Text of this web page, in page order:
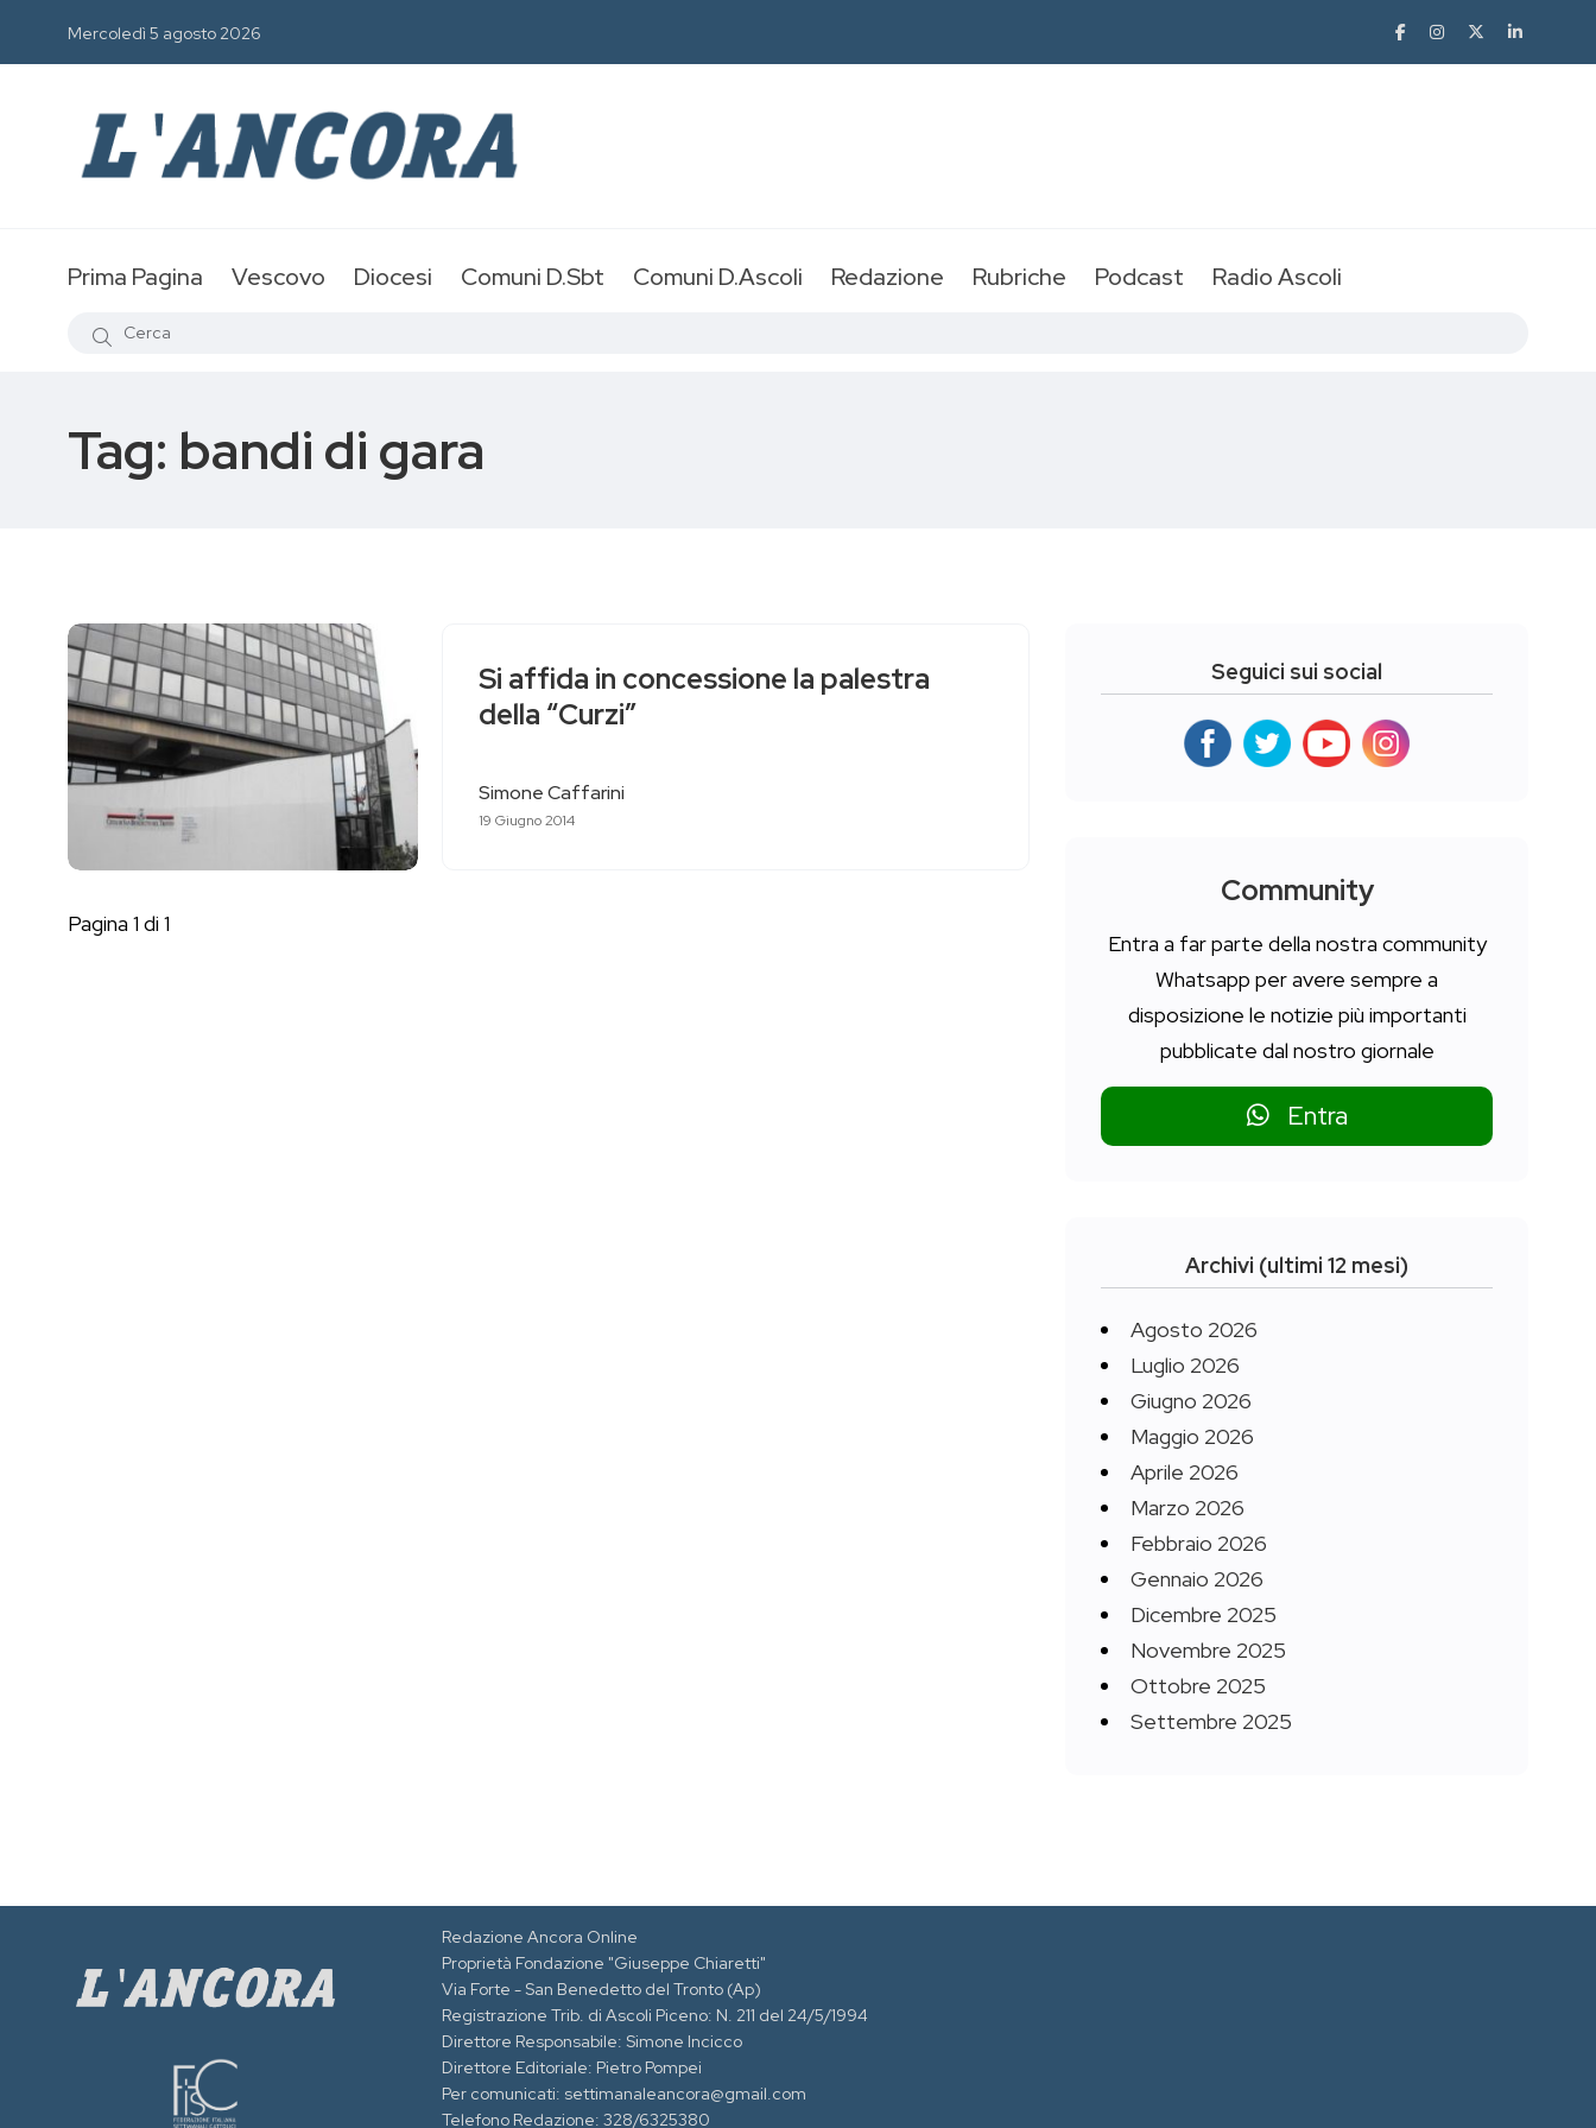
Mercoledì 5 agosto 2026
Prima Pagina Vescovo Diocesi Comuni D.Sbt Comuni D.Ascoli Redazione Rubriche Podcast Radio Ascoli
Tag: bandi di gara
Si affida in concessione la palestra
della “Curzi”
Simone Caffarini
19 Giugno 2014
Pagina 1 di 1
Seguici sui social
Community
Entra a far parte della nostra community
Whatsapp per avere sempre a
disposizione le notizie più importanti
pubblicate dal nostro giornale
Entra
Archivi (ultimi 12 mesi)
Agosto 2026
Luglio 2026
Giugno 2026
Maggio 2026
Aprile 2026
Marzo 2026
Febbraio 2026
Gennaio 2026
Dicembre 2025
Novembre 2025
Ottobre 2025
Settembre 2025
Redazione Ancora Online
Proprietà Fondazione "Giuseppe Chiaretti"
Via Forte - San Benedetto del Tronto (Ap)
Registrazione Trib. di Ascoli Piceno: N. 211 del 24/5/1994
Direttore Responsabile: Simone Incicco
Direttore Editoriale: Pietro Pompei
Per comunicati: settimanaleancora@gmail.com
Telefono Redazione: 328/6325380